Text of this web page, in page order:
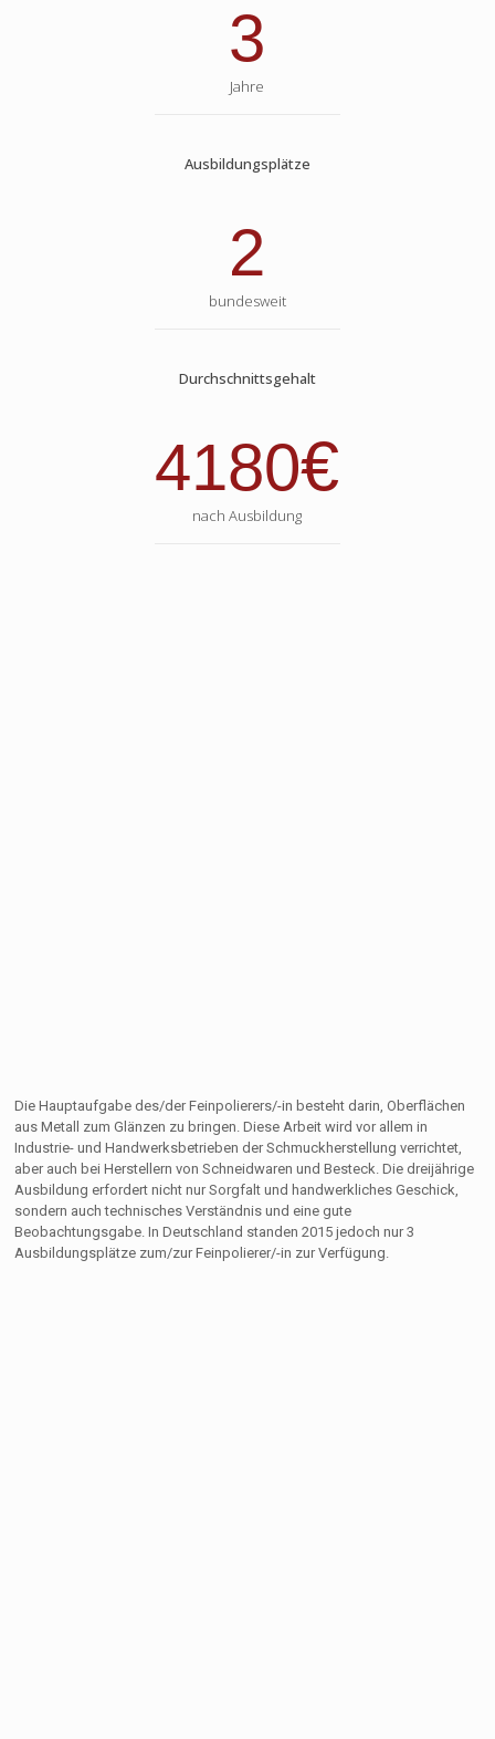
3
Jahre
Ausbildungsplätze
2
bundesweit
Durchschnittsgehalt
4180€
nach Ausbildung
Die Hauptaufgabe des/der Feinpolierers/-in besteht darin, Oberflächen
aus Metall zum Glänzen zu bringen. Diese Arbeit wird vor allem in
Industrie- und Handwerksbetrieben der Schmuckherstellung verrichtet,
aber auch bei Herstellern von Schneidwaren und Besteck. Die dreijährige
Ausbildung erfordert nicht nur Sorgfalt und handwerkliches Geschick,
sondern auch technisches Verständnis und eine gute
Beobachtungsgabe. In Deutschland standen 2015 jedoch nur 3
Ausbildungsplätze zum/zur Feinpolierer/-in zur Verfügung.